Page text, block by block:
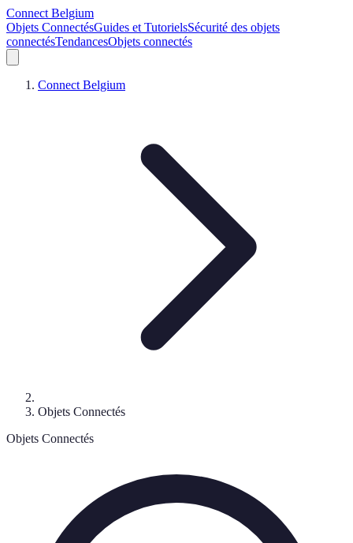
Connect Belgium
Objets ConnectésGuides et TutorielsSécurité des objets
connectésTendancesObjets connectés
Connect Belgium
Objets Connectés
Objets Connectés